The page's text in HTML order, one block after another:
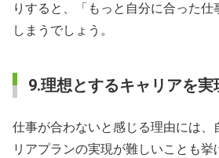
りすると、「もっと自分に合った仕
しまうでしょう。
9.理想とするキャリアを実
仕事が合わないと感じる理由には、
リアプランの実現が難しいことも挙